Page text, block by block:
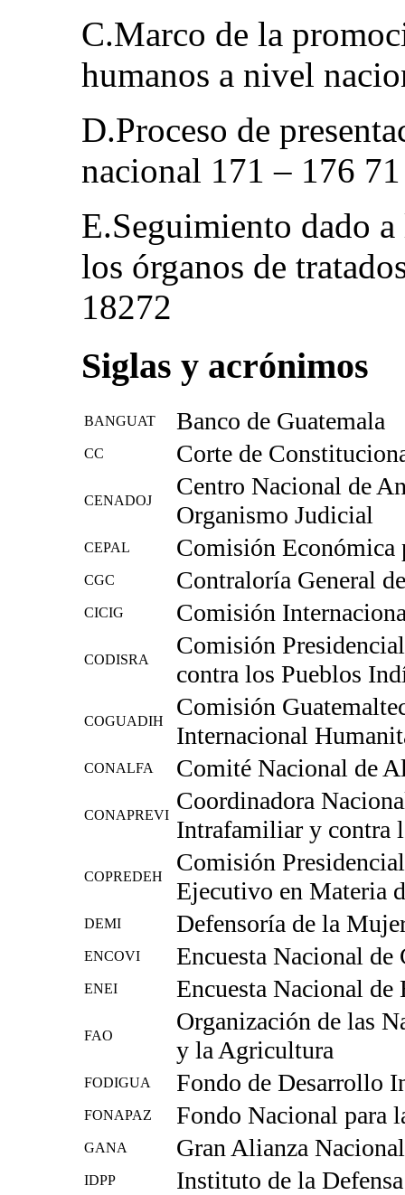
C.Marco de la
humanos a nivel
D.Proceso de
nacional 171 – 176 71
E.Seguimiento dado
los órganos de
18272
Siglas y acrónimos
BANGUAT Banco de Guatemala
CC Corte de
CENADOJ
Centro Nacional de
Organismo Judicial
CEPAL Comisión Económica
CGC Contraloría General
CICIG Comisión
CODISRA
Comisión
contra los Pueblos
COGUADIH
Comisión
Internacional
CONALFA Comité Nacional de
CONAPREVI
Coordinadora
Intrafamiliar y contra
COPREDEH
Comisión
Ejecutivo en Materia
DEMI Defensoría de la
ENCOVI Encuesta Nacional
ENEI Encuesta Nacional de
FAO
Organización de las
y la Agricultura
FODIGUA Fondo de Desarrollo
FONAPAZ Fondo Nacional para
GANA Gran Alianza Nacional
IDPP Instituto de la